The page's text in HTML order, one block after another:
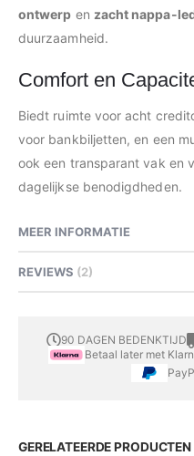
ontwerp en zacht nappa-
duurzaamheid.
Comfort en
Biedt ruimte voor acht
voor bankbiljetten, en een
ook een transparant vak en
dagelijkse benodigdheden.
MEER INFORMATIE
REVIEWS 2
90 DAGEN BEDENKTIJD
Betaal later met
GERELATEERDE PRODUCTEN